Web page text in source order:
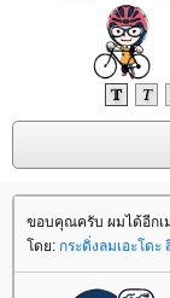
ขอบคุณครับ ผมได้อีกเ
ดย: กระดิ่งลมเอะโด